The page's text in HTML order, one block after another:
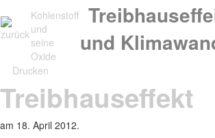
Kohlenstoff
und
seine
Oxide
und
Drucken
Treibhauseffekt
am 18. April 2012.